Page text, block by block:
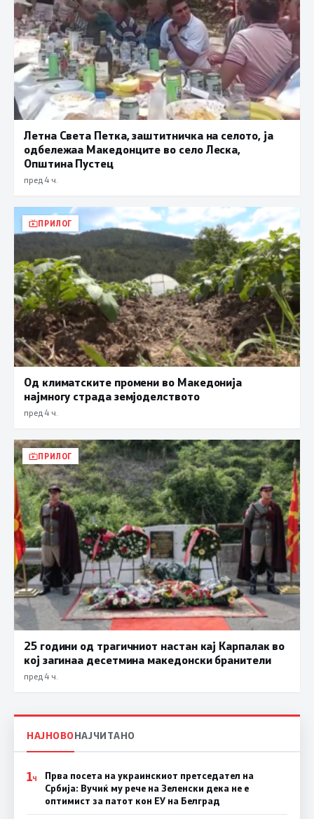
Летна Света Петка, заштитничка на селото, ја
одбележаа Македонците во село Леска,
Општина Пустец
пред 4 ч.
ПРИЛОГ
Од климатските промени во Македонија
најмногу страда земјоделството
пред 4 ч.
ПРИЛОГ
25 години од трагичниот настан кај Карпалак во
кој загинаа десетмина македонски бранители
пред 4 ч.
НАЈНОВОНАЈЧИТАНО
1Ч
Прва посета на украинскиот претседател на
Србија: Вучиќ му рече на Зеленски дека не е
оптимист за патот кон ЕУ на Белград